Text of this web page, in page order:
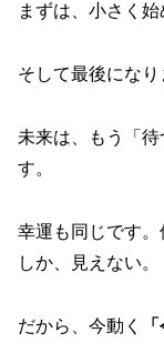
まずは、小さく始
そして最後になり
未来は、もう「待
す。
幸運も同じです
しか、見えない。
だから、今動く